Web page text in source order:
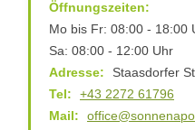
Öffnungszeiten:
Mo bis Fr: 08:00 - 18:00
Sa: 08:00 - 12:00 Uhr
Adresse:
Staasdorfer
Tel:
+43 2272 61796
Mail: